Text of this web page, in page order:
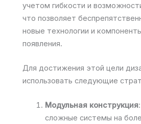
учетом гибкости и
что позволяет
новые технологии и
появления.
Для достижения этой цели
использовать следующие
Модульная конструкция
сложные системы на